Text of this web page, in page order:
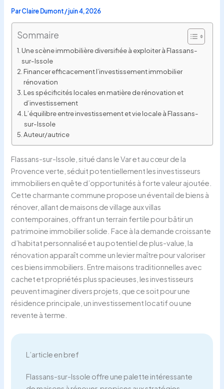
ParClaire Dumont /juin 4, 2026
Sommaire
Une scène immobilière diversifiée à exploiter à Flassans-
sur-Issole
Financer efficacement l’investissement immobilier
rénovation
Les spécificités locales en matière de rénovation et
d’investissement
L’équilibre entre investissement et vie locale à Flassans-
sur-Issole
Auteur/autrice
Flassans-sur-Issole, situé dans le Var et au cœur de la
Provence verte, séduit potentiellement les investisseurs
immobiliers en quête d’opportunités à forte valeur ajoutée.
Cette charmante commune propose un éventail de biens à
rénover, allant de maisons de village aux villas
contemporaines, offrant un terrain fertile pour bâtir un
patrimoine immobilier solide. Face à la demande croissante
d’habitat personnalisé et au potentiel de plus-value, la
rénovation apparaît comme un levier maître pour valoriser
ces biens immobiliers. Entre maisons traditionnelles avec
cachet et propriétés plus spacieuses, les investisseurs
peuvent imaginer divers projets, que ce soit pour une
résidence principale, un investissement locatif ou une
revente à terme.
L’article en bref
Flassans-sur-Issole offre une palette intéressante